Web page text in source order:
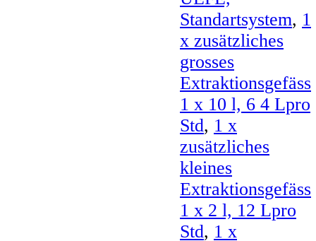
Standartsystem, 1
x zusätzliches
grosses
Extraktionsgefäss
1 x 10 l, 6 4 Lpro
Std, 1 x
zusätzliches
kleines
Extraktionsgefäss
1 x 2 l, 12 Lpro
Std, 1 x